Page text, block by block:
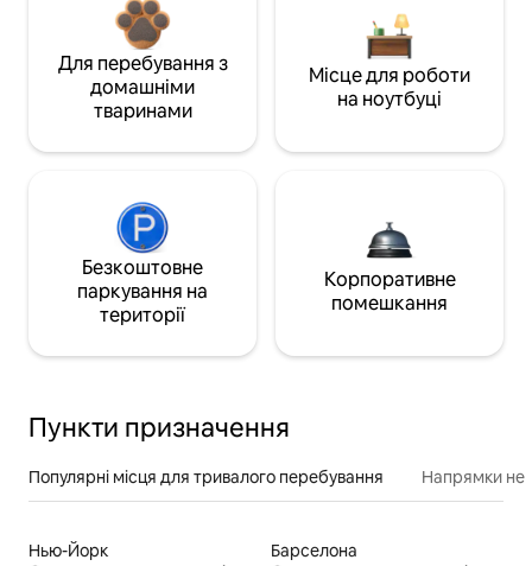
Для перебування з
домашніми
тваринами
Місце для роботи
на ноутбуці
Безкоштовне
паркування на
території
Корпоративне
помешкання
Пункти призначення
Популярні місця для тривалого перебування Напрямки
Нью-Йорк
Барселона